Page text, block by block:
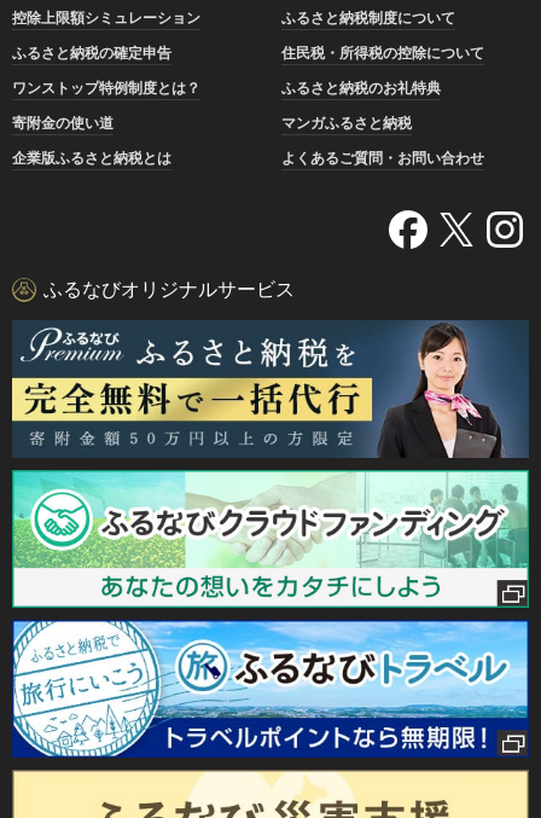
控除上限額シミュレーション
ふるさと納税制度について
ふるさと納税の確定申告
住民税・所得税の控除について
ワンストップ特例制度とは？
ふるさと納税のお礼特典
寄附金の使い道
マンガふるさと納税
企業版ふるさと納税とは
よくあるご質問・お問い合わせ
ふるなびオリジナルサービス